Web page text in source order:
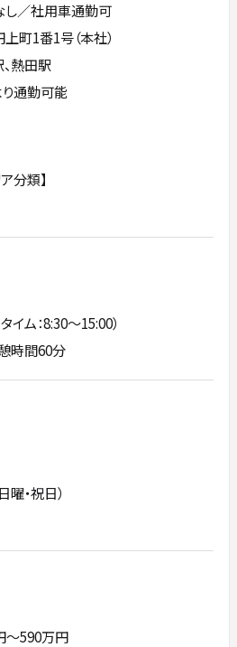
／社用車通勤可
町1番1号（本社）
熱田駅
り通勤可能
分類】
イム：8:30～15:00）
時間60分
曜・祝日）
〜590万円